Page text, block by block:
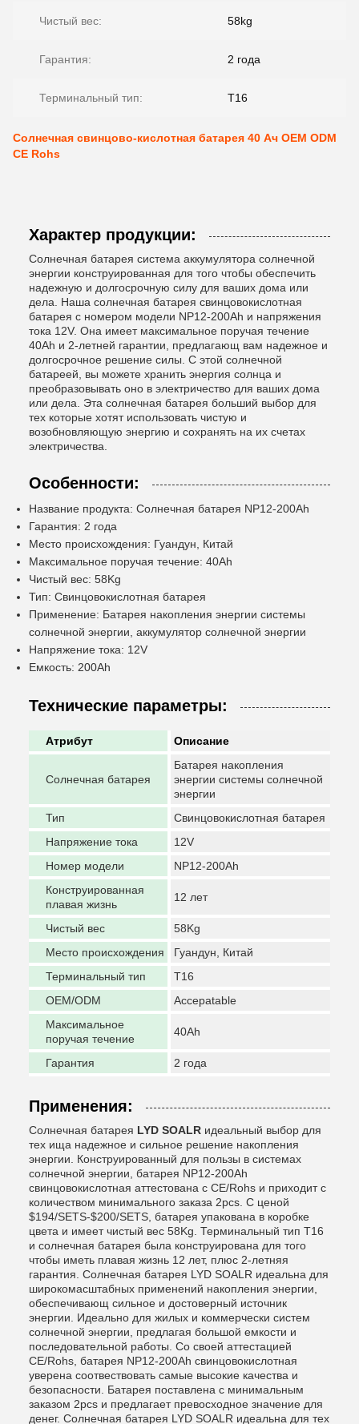
Чистый вес: 58kg
Гарантия: 2 года
Терминальный тип: T16
Солнечная свинцово-кислотная батарея 40 Ач OEM ODM
CE Rohs
Характер продукции:
Солнечная батарея система аккумулятора солнечной
энергии конструированная для того чтобы обеспечить
надежную и долгосрочную силу для ваших дома или
дела. Наша солнечная батарея свинцовокислотная
батарея с номером модели NP12-200Ah и напряжения
тока 12V. Она имеет максимальное поручая течение
40Ah и 2-летней гарантии, предлагающ вам надежное и
долгосрочное решение силы. С этой солнечной
батареей, вы можете хранить энергия солнца и
преобразовывать оно в электричество для ваших дома
или дела. Эта солнечная батарея больший выбор для
тех которые хотят использовать чистую и
возобновляющую энергию и сохранять на их счетах
электричества.
Особенности:
Название продукта: Солнечная батарея NP12-200Ah
Гарантия: 2 года
Место происхождения: Гуандун, Китай
Максимальное поручая течение: 40Ah
Чистый вес: 58Kg
Тип: Свинцовокислотная батарея
Применение: Батарея накопления энергии системы
солнечной энергии, аккумулятор солнечной энергии
Напряжение тока: 12V
Емкость: 200Ah
Технические параметры:
Атрибут Описание
Солнечная батарея
Батарея накопления
энергии системы солнечной
энергии
Тип
Свинцовокислотная батарея
Напряжение тока
12V
Номер модели
NP12-200Ah
Конструированная
плавая жизнь
12 лет
Чистый вес
58Kg
Место происхождения
Гуандун, Китай
Терминальный тип
T16
OEM/ODM
Accepatable
Максимальное
поручая течение
40Ah
Гарантия 2 года
Применения:
Солнечная батарея LYD SOALR идеальный выбор для
тех ища надежное и сильное решение накопления
энергии. Конструированный для пользы в системах
солнечной энергии, батарея NP12-200Ah
свинцовокислотная аттестована с CE/Rohs и приходит с
количеством минимального заказа 2pcs. С ценой
$194/SETS-$200/SETS, батарея упакована в коробке
цвета и имеет чистый вес 58Kg. Терминальный тип T16
и солнечная батарея была конструирована для того
чтобы иметь плавая жизнь 12 лет, плюс 2-летняя
гарантия. Солнечная батарея LYD SOALR идеальна для
широкомасштабных применений накопления энергии,
обеспечивающ сильное и достоверный источник
энергии. Идеально для жилых и коммерчески систем
солнечной энергии, предлагая большой емкости и
последовательной работы. Со своей аттестацией
CE/Rohs, батарея NP12-200Ah свинцовокислотная
уверена соотвествовать самые высокие качества и
безопасности. Батарея поставлена с минимальным
заказом 2pcs и предлагает превосходное значение для
денег. Солнечная батарея LYD SOALR идеальна для тех